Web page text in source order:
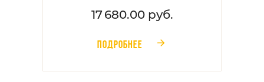
17 680.00 руб.
ПОДРОБНЕЕ 󰁔